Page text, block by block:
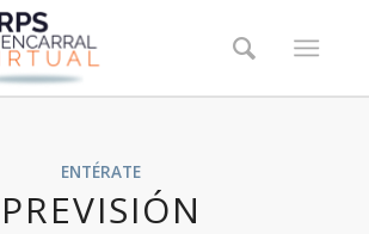
ENTÉRATE
PREVISIÓN